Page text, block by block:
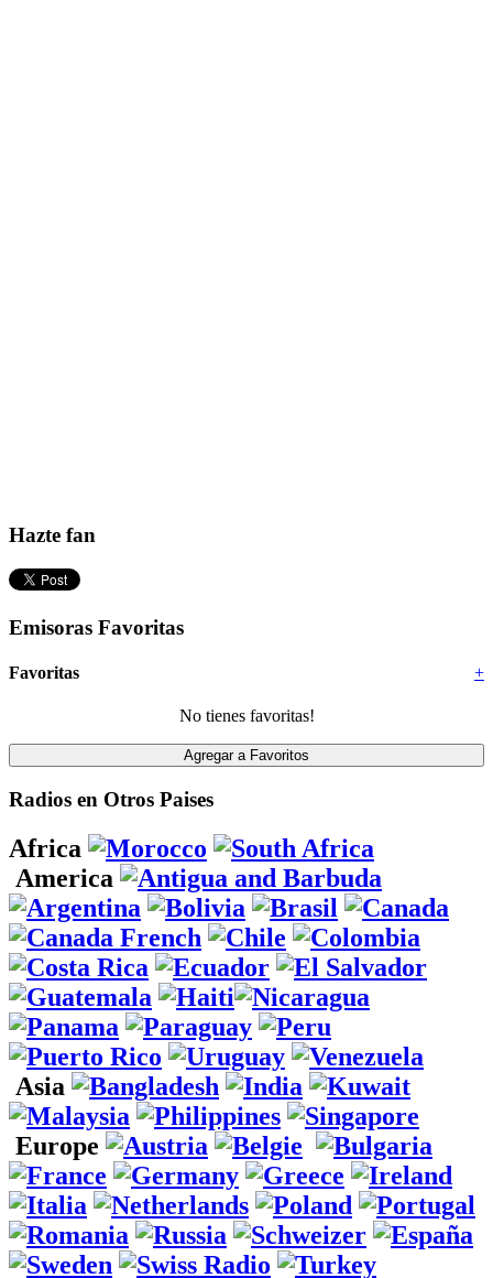
Hazte fan
Emisoras Favoritas
+
Favoritas
No tienes favoritas!
Radios en Otros Paises
Africa
America
Asia
Europe